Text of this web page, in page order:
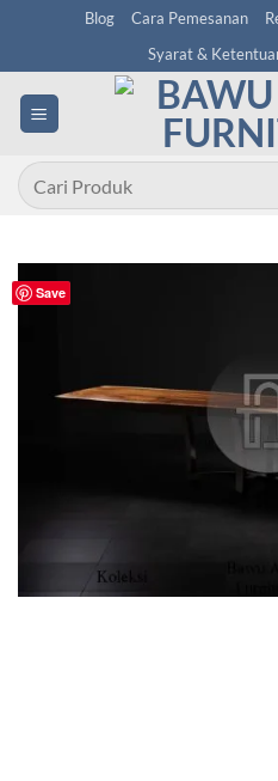
content
Blog Cara Pemesanan
Syarat &
Pencarian
untuk:
Save